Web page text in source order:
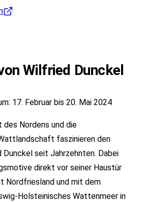
Wilfried Dunckel
17. Februar bis 20. Mai 2024
des Nordens und die
faszinieren den
seit Jahrzehnten. Dabei
direkt vor seiner Haustür
Nordfriesland und mit dem
Holsteinisches Wattenmeer in